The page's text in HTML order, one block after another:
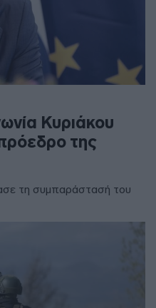
Κυριάκου
της
τη συμπαράστασή του